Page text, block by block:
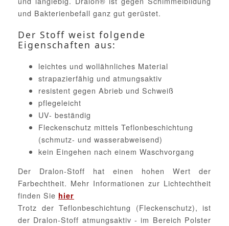
und Bakterienbefall ganz gut gerüstet.
Der Stoff weist folgende
Eigenschaften aus:
leichtes und wollähnliches Material
strapazierfähig und atmungsaktiv
resistent gegen Abrieb und Schweiß
pflegeleicht
UV- beständig
Fleckenschutz mittels Teflonbeschichtung
(schmutz- und wasserabweisend)
kein Eingehen nach einem Waschvorgang
Der Dralon-Stoff hat einen hohen Wert der
Farbechtheit. Mehr Informationen zur Lichtechtheit
finden Sie hier
Trotz der Teflonbeschichtung (Fleckenschutz), ist
der Dralon-Stoff atmungsaktiv - im Bereich Polster